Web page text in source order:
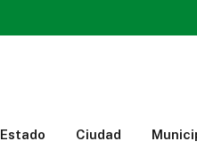
Estado Ciudad